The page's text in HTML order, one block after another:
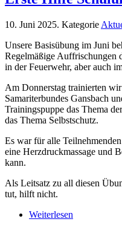
10. Juni 2025. Kategorie
Unsere Basisübung im Juni
Regelmäßige Auffrischungen
in der Feuerwehr, aber auch
Am Donnerstag trainierten
Samariterbundes Gansbach
Trainingspuppe das Thema
das Thema Selbstschutz.
Es war für alle
eine Herzdruckmassage und
kann.
Als Leitsatz zu all diesen
tut, hilft nicht.
Weiterlesen